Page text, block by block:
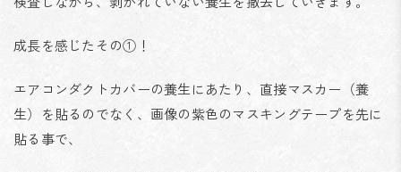
成長を感じたその①！
エアコンダクトカバーの養生にあたり、直接マスカー（養
生）を貼るのでなく、画像の紫色のマスキングテープを先に
貼る事で、